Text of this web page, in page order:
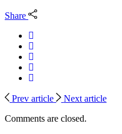
Share
Prev article
Next article
Comments are closed.